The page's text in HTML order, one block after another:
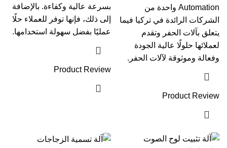
Automation واحدة من
الشركات الرائدة في تركيا فيما
يتعلق بآلات الحفر وتقدم
لعملائها حلولًا عالية الجودة
وفعالة وموثوقة لآلات الحفر.
Product Review
بسرعة عالية وكفاءة. بالإضافة
إلى ذلك، فإنها توفر للعملاء حلًا
عمليًا بفضل سهولة استخدامها.
Product Review